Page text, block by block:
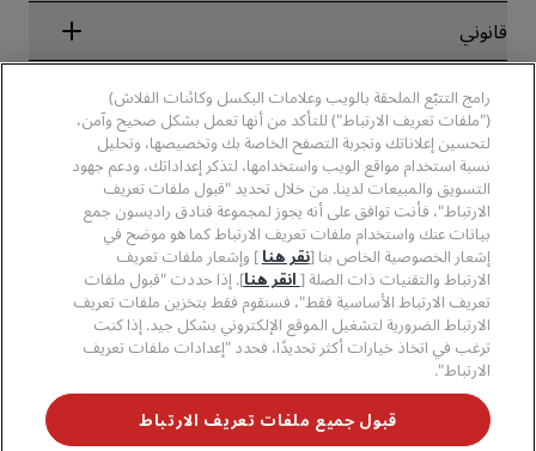
تطبيق فنادق راديسون
الفنادق المعتمدة في مجال الرياضة
فنادق مناسبة للعائلات
الصحة والسلامة
مجموعة فنادق راديسون
وسائل الإعلام
الوظائف، مجموعة فنادق PPHE
الوظائف في مجموعة فنادق EHL
The Club by RHG
فرص التنمية
الأعمال المسؤولة
المشتريات
قانوني
الإشعار القانوني
شروط برنامج Radisson Rewards وأحكامه
اتفاقية استخدام الموقع
سهولة التصفح الرقمي
بيان الرق ّ المعاصر
مساعدة
تنبيهات للمستهلكين
بيانات الاتصال
الأسئلة الشائعة
خريطة الموقع
وسائل التواصل الاجتماعي
علامات فنادق راديسون التجارية
لا تفوّت فرصة الحصول على أفضل عروضنا
رامج التتبّع الملحقة بالويب وعلامات البكسل وكائنات الفلاش)
("ملفات تعريف الارتباط") للتأكد من أنها تعمل بشكل صحيح وآمن،
لتحسين إعلاناتك وتجربة التصفح الخاصة بك وتخصيصها، وتحليل
نسبة استخدام مواقع الويب واستخدامها، لتذكر إعداداتك، ودعم جهود
التسويق والمبيعات لدينا. من خلال تحديد "قبول ملفات تعريف
الارتباط"، فأنت توافق على أنه يجوز لمجموعة فنادق راديسون جمع
بيانات عنك واستخدام ملفات تعريف الارتباط كما هو موضح في
إشعار الخصوصية الخاص بنا [نقر هنا ] وإشعار ملفات تعريف
الارتباط والتقنيات ذات الصلة [ انقر هنا]. إذا حددت "قبول ملفات
تعريف الارتباط الأساسية فقط"، فسنقوم فقط بتخزين ملفات تعريف
الارتباط الضرورية لتشغيل الموقع الإلكتروني بشكل جيد. إذا كنت
ترغب في اتخاذ خيارات أكثر تحديدًا، فحدد "إعدادات ملفات تعريف
الارتباط".
قبول جميع ملفات تعريف الارتباط